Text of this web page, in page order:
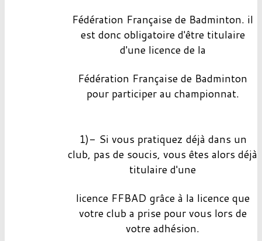
Fédération Française de Badminton. il
est donc obligatoire d'être titulaire
d'une licence de la
Fédération Française de Badminton
pour participer au championnat.
1)- Si vous pratiquez déjà dans un
club, pas de soucis, vous êtes alors déjà
titulaire d'une
licence FFBAD grâce à la licence que
votre club a prise pour vous lors de
votre adhésion.